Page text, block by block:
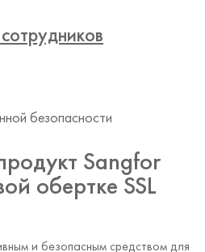
безопасности
Sangfor
обертке SSL
и безопасным средством для